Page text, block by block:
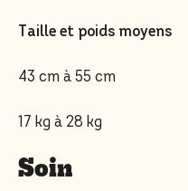
Taille et poids moyens
43 cm à 55 cm
17 kg à 28 kg
Soin